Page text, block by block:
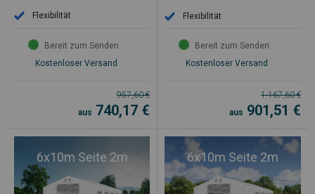
Flexibilität
Bereit zum Senden
Kostenloser Versand
957,60€
aus 740,17 €
Flexibilität
Bereit zum Senden
Kostenloser Versand
1 167,60€
aus 901,51 €
6x10m Seite 2m 6x10m Seite 2m